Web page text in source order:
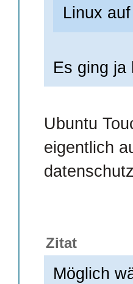
Linux
Es ging ja
Ubuntu
eigentlich
Zitat
Möglich